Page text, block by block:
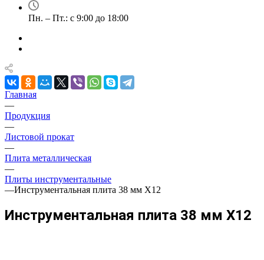
Пн. – Пт.: с 9:00 до 18:00
Главная
—
Продукция
—
Листовой прокат
—
Плита металлическая
—
Плиты инструментальные
—Инструментальная плита 38 мм Х12
Инструментальная плита 38 мм Х12